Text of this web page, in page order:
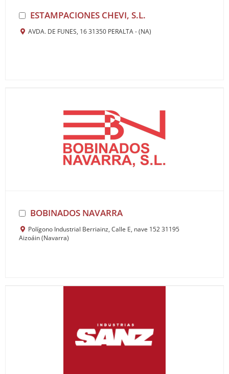
ESTAMPACIONES CHEVI, S.L.
AVDA. DE FUNES, 16 31350 PERALTA - (NA)
BOBINADOS NAVARRA
Polígono Industrial Berriainz, Calle E, nave 152 31195
Aizoáin (Navarra)